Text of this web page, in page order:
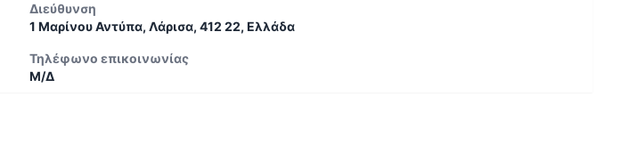
Διεύθυνση
1 Μαρίνου Αντύπα, Λάρισα, 412 22, Ελλάδα
Τηλέφωνο επικοινωνίας
Μ/Δ